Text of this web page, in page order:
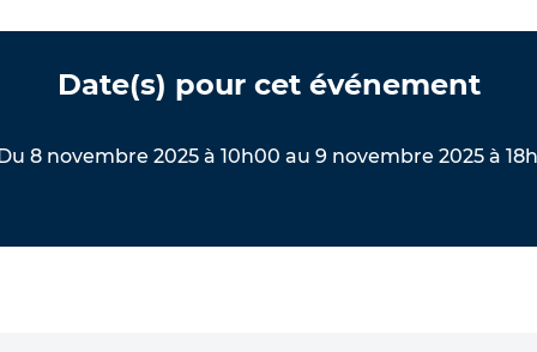
Date(s) pour cet événement
8 novembre 2025 à 10h00 au 9 novembre 2025 à